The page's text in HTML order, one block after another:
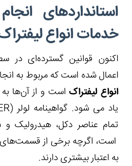
استانداردهای
خدمات انواع
اکنون قوانین گسترده‌ای در
اعمال شده است که مربوط به
انواع لیفتراکاست و از آن‌ها به
یاد می شود. گواهینامه لولر (
تمام عناصر دکل، هیدرولیک و
است، اگرچه برخی از قسمت‌های
به اعتبار بیشتری دارند.